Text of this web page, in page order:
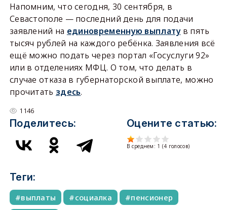
Напомним, что сегодня, 30 сентября, в
Севастополе — последний день для подачи
заявлений на единовременную выплатув пять
тысяч рублей на каждого ребёнка. Заявления всё
ещё можно подать через портал «Госуслуги 92»
или в отделениях МФЦ. О том, что делать в
случае отказа в губернаторской выплате, можно
прочитать здесь.
1146
Поделитесь: Оцените статью:
В среднем: 1 (4 голосов)
Теги:
выплаты социалка
пенсионер